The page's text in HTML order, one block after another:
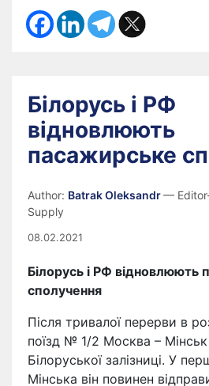
Білорусь і РФ
відновлюють
пасажирське
Author: Batrak Oleksandr—
Supply
08.02.2021
Білорусь і РФ відновлюють
сполучення
Після тривалої перерви в
поїзд № 1/2 Москва –
Білоруської залізниці. У
Мінська він повинен